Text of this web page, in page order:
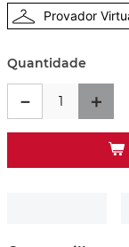
Provador
Quantidade
＋
－